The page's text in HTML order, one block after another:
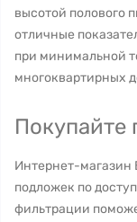
высотой полового
отличные
при минимальной
многоквартирных
Покупайте
Интернет-магазин
подложек по
фильтрации